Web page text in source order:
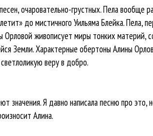
очаровательно-грустных. Пела вообще
до мистичного Уильяма Блейка. Пела,
Орловой живописует миры тонких материй,
Земли. Характерные обертоны Алины
веру в добро.
значения. Я давно написала песню про
Алина.